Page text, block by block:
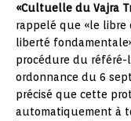
«Cultuelle du Vajra
rappelé que «le libre
liberté
procédure du
ordonnance du 6
précisé que cette
automatiquement à